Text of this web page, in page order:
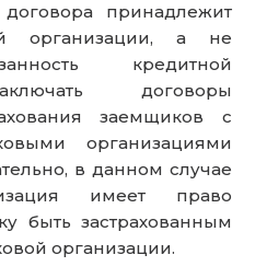
принадлежит
организации, а не
кредитной
договоры
заемщиков с
организациями
в данном случае
имеет право
быть застрахованным
организации.